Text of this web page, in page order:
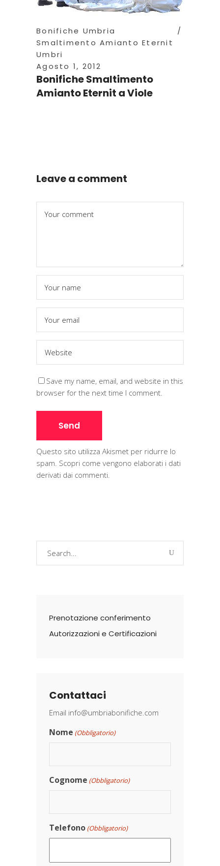
Bonifiche Umbria
Smaltimento Amianto Eternit
Umbri
Agosto 1, 2012
Bonifiche Smaltimento
Amianto Eternit a Viole
Leave a comment
Save my name, email, and website in this
browser for the next time I comment.
Questo sito utilizza Akismet per ridurre lo
spam. Scopri come vengono elaborati i dati
derivati dai commenti.
Prenotazione conferimento
Autorizzazioni e Certificazioni
Contattaci
Email info@umbriabonifiche.com
Nome (Obbligatorio)
Cognome (Obbligatorio)
Telefono (Obbligatorio)